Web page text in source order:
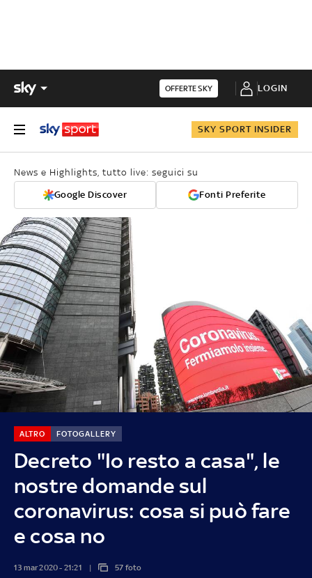
OFFERTE SKY LOGIN
SKY SPORT INSIDER
News e Highlights, tutto live: seguici su
Google Discover Fonti Preferite
Decreto "Io resto a casa", le
nostre domande sul
coronavirus: cosa si può fare
e cosa no
ALTRO FOTOGALLERY
13 mar 2020 - 21:21 57 foto